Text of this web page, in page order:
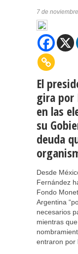
7 de
El
gira
en las
su
deuda
Desde
Fernández
Fondo
Argentina
necesarios
mientras
entraron por